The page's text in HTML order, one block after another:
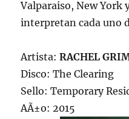
Valparaiso, New
interpretan cada uno
Artista:RACHEL
Disco: The Clearing
Sello: Temporary
AÃ±o: 2015